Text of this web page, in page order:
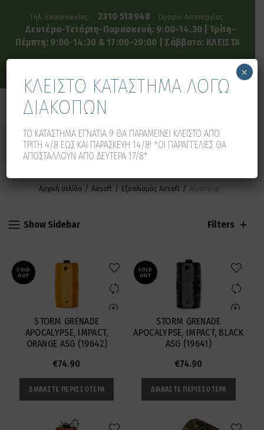
Τηλ. Επικοινωνίας: 2310 518948 Ωράριο Λειτουργίας:
Δευτέρα-Τετάρτη-Παρασκευή: 9:00-14.30 | Τρίτη-
Πέμπτη: 9:00-14:30 & 17:00-20:00 | Σάββατο: ΚΛΕΙΣΤΑ
ΑΞΕΣΟΥΆΡ
Αρχική σελίδα Airsoft Εξοπλισμός Airsoft Αξεσουάρ
Show Sidebar Filters
SOLD
OUT
STORM GRENADE
APOCALYPSE, IMPACT,
ORANGE ASG (19642)
€74.90
ΔΙΑΒΆΣΤΕ ΠΕΡΙΣΣΌΤΕΡΑ
SOLD
OUT
STORM GRENADE
APOCALYPSE, IMPACT, BLACK
ASG (19641)
€74.90
ΔΙΑΒΆΣΤΕ ΠΕΡΙΣΣΌΤΕΡΑ
ΚΛΕΙΣΤΟ ΚΑΤΑΣΤΗΜΑ ΛΟΓΩ
ΔΙΑΚΟΠΩΝ
ΤΟ ΚΑΤΑΣΤΗΜΑ ΕΓΝΑΤΙΑ 9 ΘΑ ΠΑΡΑΜΕΙΝΕΙ ΚΛΕΙΣΤΟ ΑΠΟ
ΤΡΙΤΗ 4/8 ΕΩΣ ΚΑΙ ΠΑΡΑΣΚΕΥΗ 14/8! *ΟΙ ΠΑΡΑΓΓΕΛΙΕΣ ΘΑ
ΑΠΟΣΤΑΛΛΟΥΝ ΑΠΟ ΔΕΥΤΕΡΑ 17/8*
×